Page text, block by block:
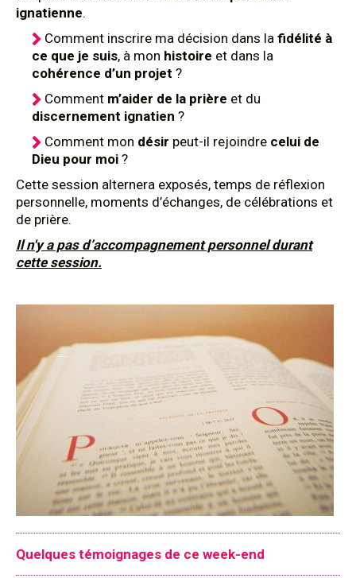
ignatienne.
Comment inscrire ma décision dans la fidélité à
ce que je suis, à mon histoire et dans la
cohérence d’un projet ?
Comment m’aider de la prière et du
discernement ignatien ?
Comment mon désir peut-il rejoindre celui de
Dieu pour moi ?
Cette session alternera exposés, temps de réflexion
personnelle, moments d’échanges, de célébrations et
de prière.
Il n'y a pas d’accompagnement personnel durant
cette session.
Quelques témoignages de ce week-end